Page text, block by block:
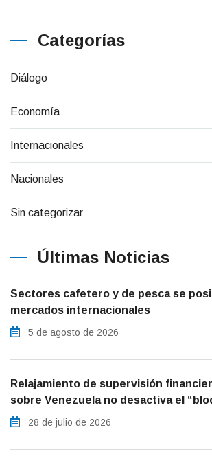
Categorías
Diálogo
Economía
Internacionales
Nacionales
Sin categorizar
Últimas Noticias
Sectores cafetero y de pesca se
mercados internacionales
5 de agosto de 2026
Relajamiento de supervisión
sobre Venezuela no desactiva el
28 de julio de 2026